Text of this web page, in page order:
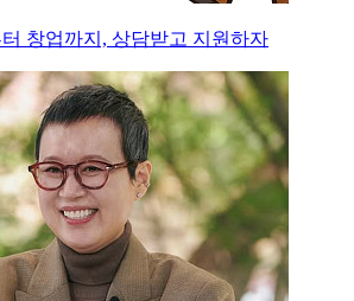
창업까지, 상담받고 지원하자